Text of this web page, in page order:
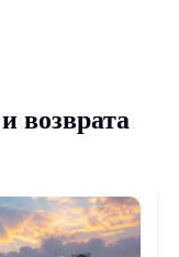
возврата